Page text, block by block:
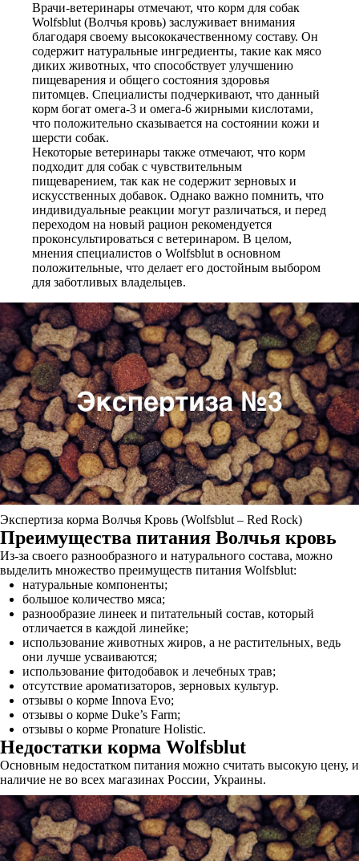
Врачи-ветеринары отмечают, что корм для собак
Wolfsblut (Волчья кровь) заслуживает внимания
благодаря своему высококачественному составу. Он
содержит натуральные ингредиенты, такие как мясо
диких животных, что способствует улучшению
пищеварения и общего состояния здоровья
питомцев. Специалисты подчеркивают, что данный
корм богат омега-3 и омега-6 жирными кислотами,
что положительно сказывается на состоянии кожи и
шерсти собак.
Некоторые ветеринары также отмечают, что корм
подходит для собак с чувствительным
пищеварением, так как не содержит зерновых и
искусственных добавок. Однако важно помнить, что
индивидуальные реакции могут различаться, и перед
переходом на новый рацион рекомендуется
проконсультироваться с ветеринаром. В целом,
мнения специалистов о Wolfsblut в основном
положительные, что делает его достойным выбором
для заботливых владельцев.
Экспертиза корма Волчья Кровь (Wolfsblut – Red Rock)
Преимущества питания Волчья кровь
Из-за своего разнообразного и натурального состава, можно
выделить множество преимуществ питания Wolfsblut:
натуральные компоненты;
большое количество мяса;
разнообразие линеек и питательный состав, который
отличается в каждой линейке;
использование животных жиров, а не растительных, ведь
они лучше усваиваются;
использование фитодобавок и лечебных трав;
отсутствие ароматизаторов, зерновых культур.
отзывы о корме Innova Evo;
отзывы о корме Duke’s Farm;
отзывы о корме Pronature Holistic.
Недостатки корма Wolfsblut
Основным недостатком питания можно считать высокую цену, и
наличие не во всех магазинах России, Украины.